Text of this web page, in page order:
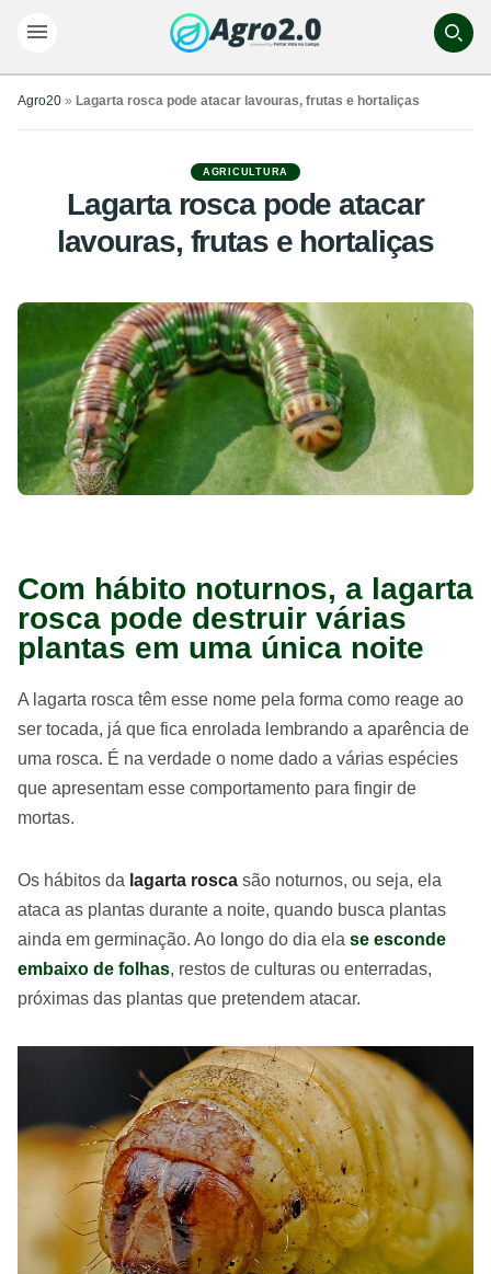
Agro20 » Lagarta rosca pode atacar lavouras, frutas e hortaliças
AGRICULTURA
Lagarta rosca pode atacar
lavouras, frutas e hortaliças
Com hábito noturnos, a lagarta
rosca pode destruir várias
plantas em uma única noite
A lagarta rosca têm esse nome pela forma como reage ao
ser tocada, já que fica enrolada lembrando a aparência de
uma rosca. É na verdade o nome dado a várias espécies
que apresentam esse comportamento para fingir de
mortas.
Os hábitos da lagarta rosca são noturnos, ou seja, ela
ataca as plantas durante a noite, quando busca plantas
ainda em germinação. Ao longo do dia ela se esconde
embaixo de folhas, restos de culturas ou enterradas,
próximas das plantas que pretendem atacar.